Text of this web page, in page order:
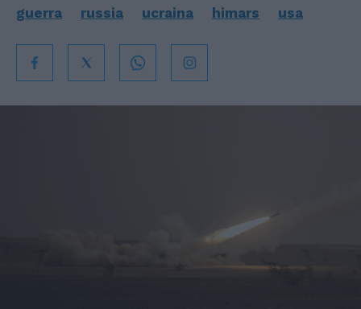
guerra russia ucraina himars usa